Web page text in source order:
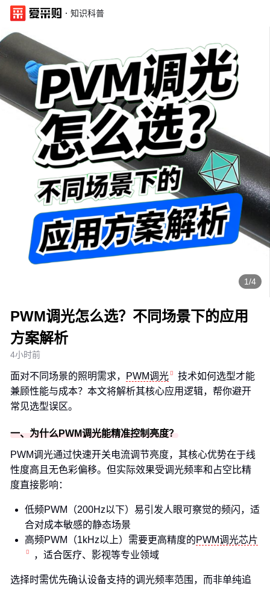
· 知识科普
1/4
PWM调光怎么选？不同场景下的应用
方案解析
4小时前
面对不同场景的照明需求， PWM调光
技术如何选型才能
兼顾性能与成本？本文将解析其核心应用逻辑，帮你避开
常见选型误区。
一、为什么PWM调光能精准控制亮度？
PWM调光通过快速开关电流调节亮度，其核心优势在于线
性度高且无色彩偏移。但实际效果受调光频率和占空比精
度直接影响：
低频PWM（200Hz以下）易引发人眼可察觉的频闪，适
合对成本敏感的静态场景
高频PWM（1kHz以上）需要更高精度的PWM调光芯片
，适合医疗、影视等专业领域
选择时需优先确认设备支持的调光频率范围，而非单纯追